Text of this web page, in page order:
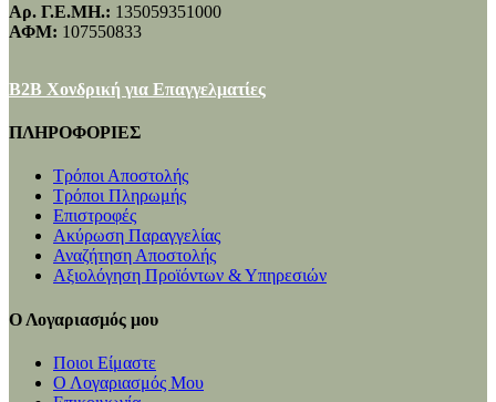
Αρ. Γ.Ε.ΜΗ.: 135059351000
ΑΦΜ: 107550833
B2B Χονδρική για Επαγγελματίες
ΠΛΗΡΟΦΟΡΙΕΣ
Τρόποι Αποστολής
Τρόποι Πληρωμής
Επιστροφές
Ακύρωση Παραγγελίας
Αναζήτηση Αποστολής
Αξιολόγηση Προϊόντων & Υπηρεσιών
Ο Λογαριασμός μου
Ποιοι Είμαστε
Ο Λογαριασμός Μου